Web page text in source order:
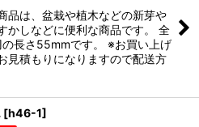
品は、盆栽や植木などの新芽や
かしなどに便利な商品です。 全
長さ55mmです。 ※お買い上げ
見積もりになりますので配送方
[h46-1]